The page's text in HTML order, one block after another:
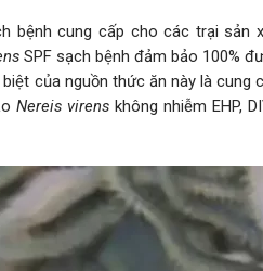
bệnh cung cấp cho các trại sản
SPF sạch bệnh đảm bảo 100%
của nguồn thức ăn này là cung
Nereis virens không nhiễm EHP,